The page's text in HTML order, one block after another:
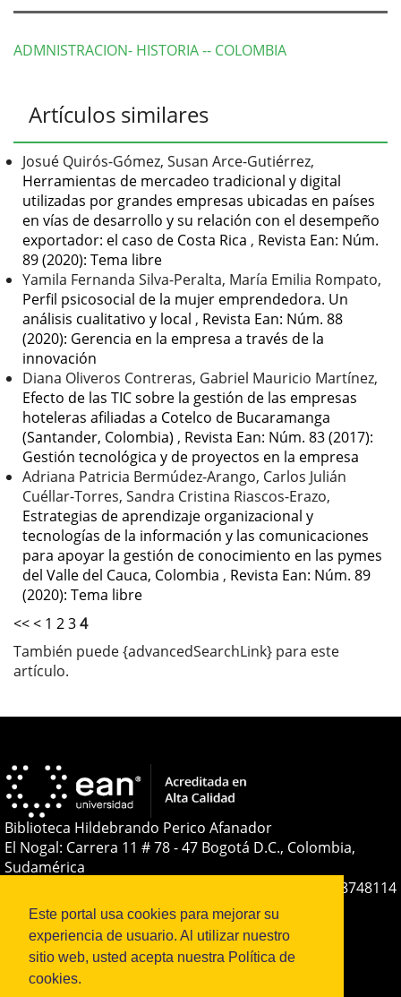
Este portal usa cookies para mejorar su
experiencia de usuario. Al utilizar nuestro
sitio web, usted acepta nuestra Política de
cookies.
ADMNISTRACION- HISTORIA -- COLOMBIA
Detalles
del
artículo
Artículos similares
Josué Quirós-Gómez, Susan Arce-Gutiérrez,
Herramientas de mercadeo tradicional y digital
utilizadas por grandes empresas ubicadas en países
en vías de desarrollo y su relación con el desempeño
exportador: el caso de Costa Rica , Revista Ean: Núm.
89 (2020): Tema libre
Yamila Fernanda Silva-Peralta, María Emilia Rompato,
Perfil psicosocial de la mujer emprendedora. Un
análisis cualitativo y local , Revista Ean: Núm. 88
(2020): Gerencia en la empresa a través de la
innovación
Diana Oliveros Contreras, Gabriel Mauricio Martínez,
Efecto de las TIC sobre la gestión de las empresas
hoteleras afiliadas a Cotelco de Bucaramanga
(Santander, Colombia) , Revista Ean: Núm. 83 (2017):
Gestión tecnológica y de proyectos en la empresa
Adriana Patricia Bermúdez-Arango, Carlos Julián
Cuéllar-Torres, Sandra Cristina Riascos-Erazo,
Estrategias de aprendizaje organizacional y
tecnologías de la información y las comunicaciones
para apoyar la gestión de conocimiento en las pymes
del Valle del Cauca, Colombia , Revista Ean: Núm. 89
(2020): Tema libre
<<< 1 234
También puede {advancedSearchLink} para este
artículo.
Biblioteca Hildebrando Perico Afanador
El Nogal: Carrera 11 # 78 - 47 Bogotá D.C., Colombia,
Sudamérica
+57 316 8748114
E-mail:soporteojs@universidadean.edu.co
biblioteca@universidadean.edu.co
Sistema OJS - Metabiblioteca |